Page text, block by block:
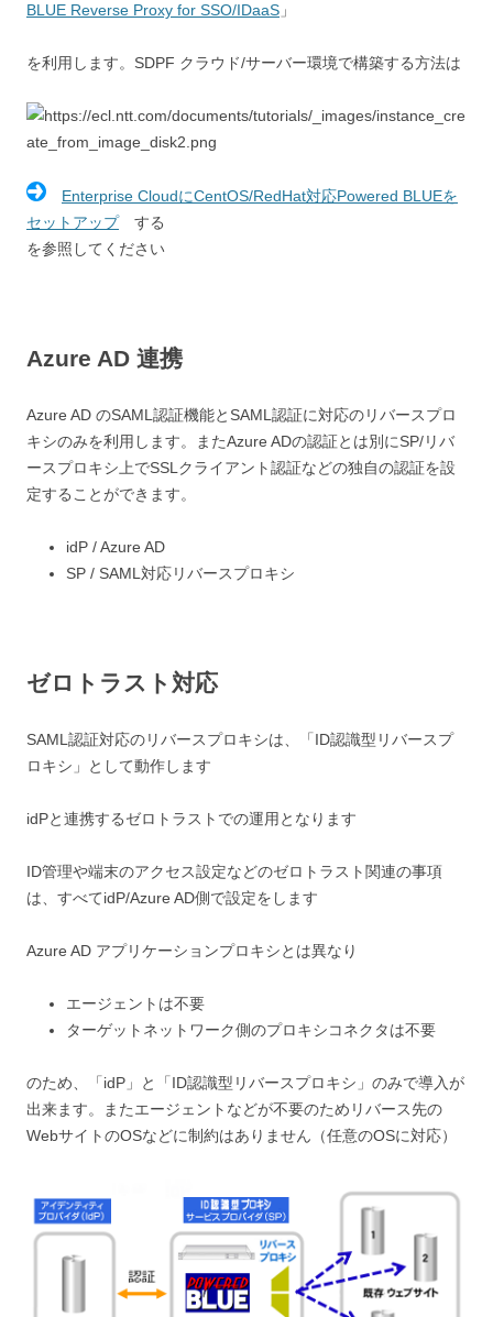
BLUE Reverse Proxy for SSO/IDaaS 」
を利用します。SDPF クラウド/サーバー環境で構築する方法は
Enterprise CloudにCentOS/RedHat対応Powered BLUEを
セットアップする
を参照してください
Azure AD 連携
Azure AD のSAML認証機能とSAML認証に対応のリバースプロ
キシのみを利用します。またAzure ADの認証とは別にSP/リバ
ースプロキシ上でSSLクライアント認証などの独自の認証を設
定することができます。
idP / Azure AD
SP / SAML対応リバースプロキシ
ゼロトラスト対応
SAML認証対応のリバースプロキシは、「ID認識型リバースプ
ロキシ」として動作します
idPと連携するゼロトラストでの運用となります
ID管理や端末のアクセス設定などのゼロトラスト関連の事項
は、すべてidP/Azure AD側で設定をします
Azure AD アプリケーションプロキシとは異なり
エージェントは不要
ターゲットネットワーク側のプロキシコネクタは不要
のため、「idP」と「ID認識型リバースプロキシ」のみで導入が
出来ます。またエージェントなどが不要のためリバース先の
WebサイトのOSなどに制約はありません（任意のOSに対応）